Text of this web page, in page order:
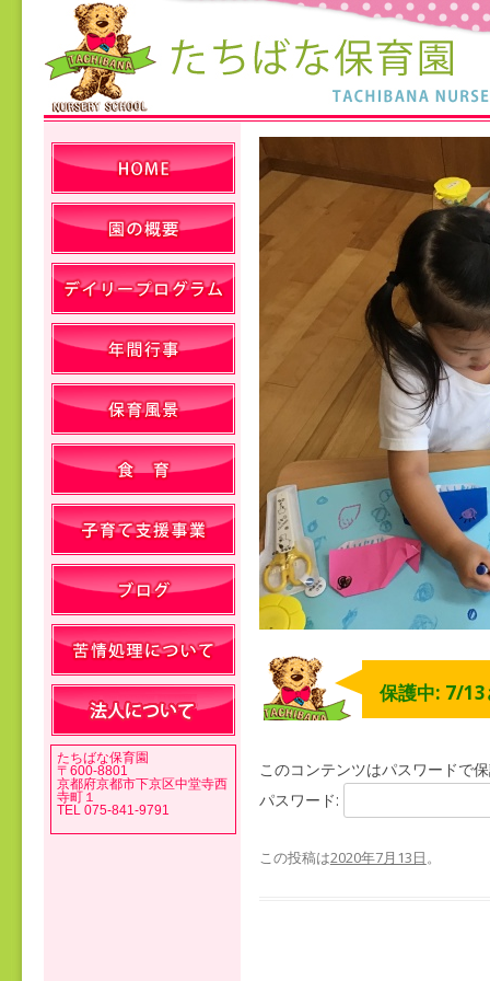
保護中: 7/13
このコンテンツはパスワードで
パスワード:
この投稿は2020年7月13日。
たちばな保育園
〒600-8801
京都府京都市下京区中堂寺西
寺町１
TEL 075-841-9791